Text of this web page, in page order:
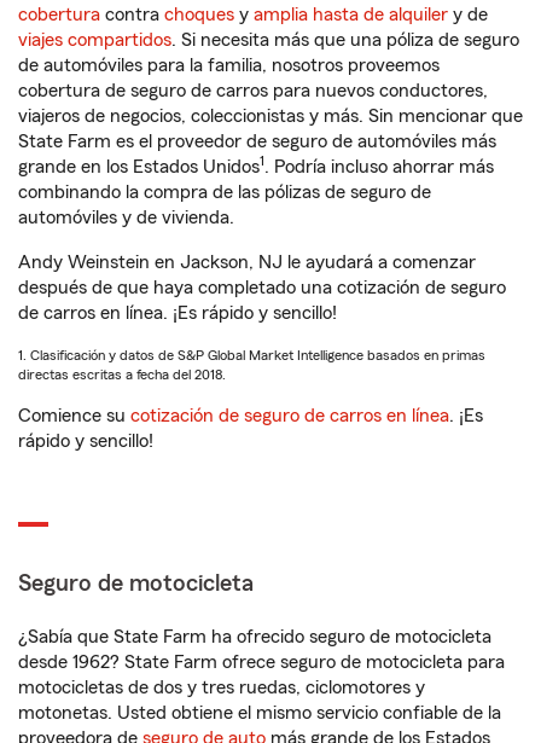
cobertura contra choques y amplia hasta de alquiler y de
viajes compartidos. Si necesita más que una póliza de seguro
de automóviles para la familia, nosotros proveemos
cobertura de seguro de carros para nuevos conductores,
viajeros de negocios, coleccionistas y más. Sin mencionar que
State Farm es el proveedor de seguro de automóviles más
grande en los Estados Unidos1. Podría incluso ahorrar más
combinando la compra de las pólizas de seguro de
automóviles y de vivienda.
Andy Weinstein en Jackson, NJ le ayudará a comenzar
después de que haya completado una cotización de seguro
de carros en línea. ¡Es rápido y sencillo!
1. Clasificación y datos de S&P Global Market Intelligence basados en primas
directas escritas a fecha del 2018.
Comience su cotización de seguro de carros en línea. ¡Es
rápido y sencillo!
Seguro de motocicleta
¿Sabía que State Farm ha ofrecido seguro de motocicleta
desde 1962? State Farm ofrece seguro de motocicleta para
motocicletas de dos y tres ruedas, ciclomotores y
motonetas. Usted obtiene el mismo servicio confiable de la
proveedora de seguro de auto más grande de los Estados